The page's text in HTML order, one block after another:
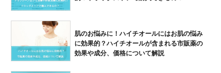
肌のお悩みに！ハイチオールにはお肌の悩み
に効果的？ハイチオールが含まれる市販薬の
効果や成分、価格について解説